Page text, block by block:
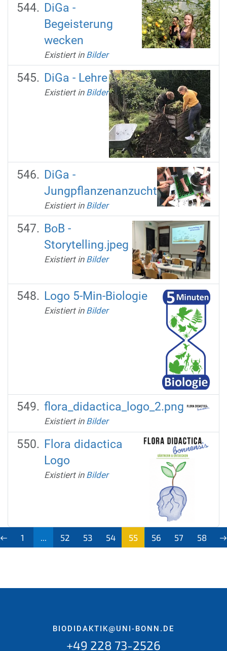
DiGa -
Begeisterung
wecken
Existiert in Bilder
DiGa - Lehre
Existiert in Bilder
DiGa -
Jungpflanzenanzucht
Existiert in Bilder
BoB -
Storytelling.jpeg
Existiert in Bilder
Logo 5-Min-Biologie
Existiert in Bilder
flora_didactica_logo_2.png
Existiert in Bilder
Flora didactica
Logo
Existiert in Bilder
1 52 53 54
55
56 57 58
BIODIDAKTIK@UNI-BONN.DE
+49 228 73-2526